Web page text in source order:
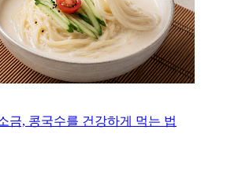
금, 콩국수를 건강하게 먹는 법